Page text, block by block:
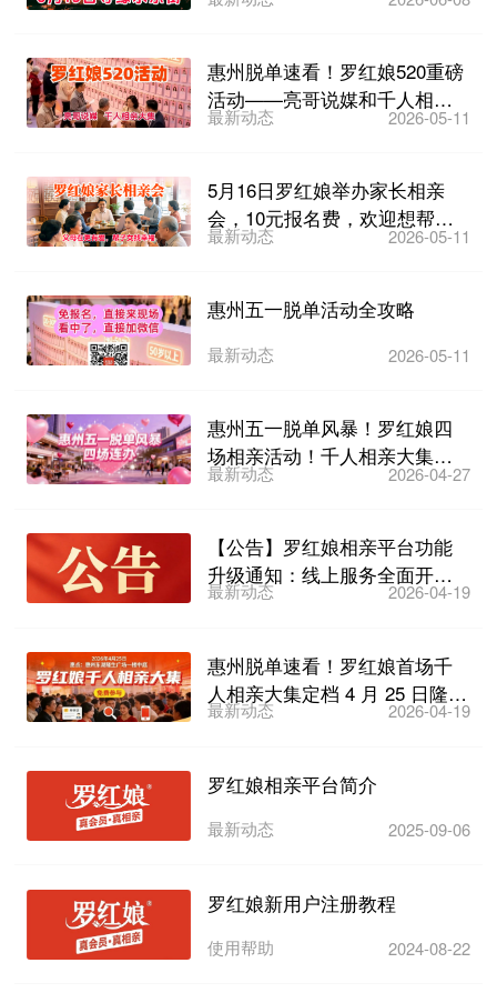
来袭！
惠州脱单速看！罗红娘520重磅
活动——亮哥说媒和千人相亲
大集来了，5月17日...
最新动态 2026-05-11
5月16日罗红娘举办家长相亲
会，10元报名费，欢迎想帮子
女找对象的家长们参加...
最新动态 2026-05-11
惠州五一脱单活动全攻略
最新动态 2026-05-11
惠州五一脱单风暴！罗红娘四
场相亲活动！千人相亲大集
最新动态 2026-04-27
【公告】罗红娘相亲平台功能
升级通知：线上服务全面开启
及“互换开关”设置指引
最新动态 2026-04-19
惠州脱单速看！罗红娘首场千
人相亲大集定档 4 月 25 日隆生
广场东湖店，2...
最新动态 2026-04-19
罗红娘相亲平台简介
最新动态 2025-09-06
罗红娘新用户注册教程
使用帮助 2024-08-22